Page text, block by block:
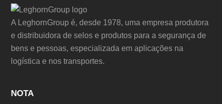
A LeghornGroup é, desde 1978, uma empresa produtora
e distribuidora de selos e produtos para a segurança de
bens e pessoas, especializada em aplicações na
logística e nos transportes.
NOTA